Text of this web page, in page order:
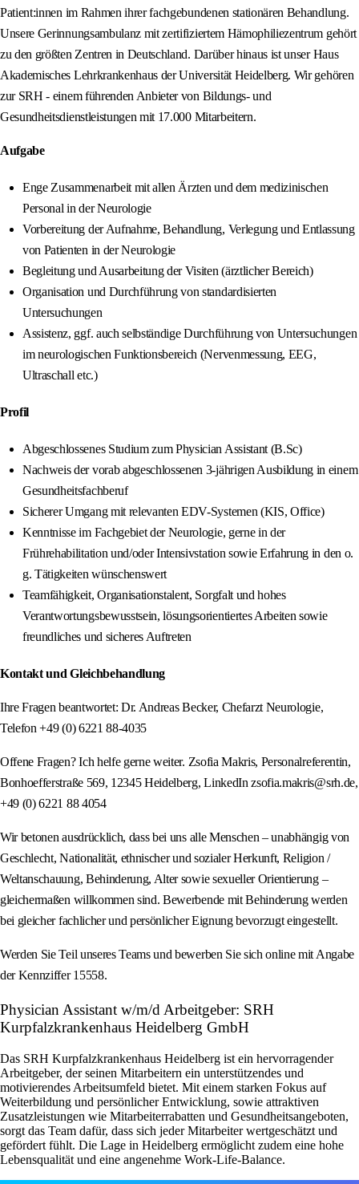
Patient:innen im Rahmen ihrer fachgebundenen stationären Behandlung.
Unsere Gerinnungsambulanz mit zertifiziertem Hämophiliezentrum gehört
zu den größten Zentren in Deutschland. Darüber hinaus ist unser Haus
Akademisches Lehrkrankenhaus der Universität Heidelberg. Wir gehören
zur SRH - einem führenden Anbieter von Bildungs- und
Gesundheitsdienstleistungen mit 17.000 Mitarbeitern.
Aufgabe
Enge Zusammenarbeit mit allen Ärzten und dem medizinischen
Personal in der Neurologie
Vorbereitung der Aufnahme, Behandlung, Verlegung und Entlassung
von Patienten in der Neurologie
Begleitung und Ausarbeitung der Visiten (ärztlicher Bereich)
Organisation und Durchführung von standardisierten
Untersuchungen
Assistenz, ggf. auch selbständige Durchführung von Untersuchungen
im neurologischen Funktionsbereich (Nervenmessung, EEG,
Ultraschall etc.)
Profil
Abgeschlossenes Studium zum Physician Assistant (B.Sc)
Nachweis der vorab abgeschlossenen 3-jährigen Ausbildung in einem
Gesundheitsfachberuf
Sicherer Umgang mit relevanten EDV-Systemen (KIS, Office)
Kenntnisse im Fachgebiet der Neurologie, gerne in der
Frührehabilitation und/oder Intensivstation sowie Erfahrung in den o.
g. Tätigkeiten wünschenswert
Teamfähigkeit, Organisationstalent, Sorgfalt und hohes
Verantwortungsbewusstsein, lösungsorientiertes Arbeiten sowie
freundliches und sicheres Auftreten
Kontakt und Gleichbehandlung
Ihre Fragen beantwortet: Dr. Andreas Becker, Chefarzt Neurologie,
Telefon +49 (0) 6221 88-4035
Offene Fragen? Ich helfe gerne weiter. Zsofia Makris, Personalreferentin,
Bonhoefferstraße 569, 12345 Heidelberg, LinkedIn zsofia.makris@srh.de,
+49 (0) 6221 88 4054
Wir betonen ausdrücklich, dass bei uns alle Menschen – unabhängig von
Geschlecht, Nationalität, ethnischer und sozialer Herkunft, Religion /
Weltanschauung, Behinderung, Alter sowie sexueller Orientierung –
gleichermaßen willkommen sind. Bewerbende mit Behinderung werden
bei gleicher fachlicher und persönlicher Eignung bevorzugt eingestellt.
Werden Sie Teil unseres Teams und bewerben Sie sich online mit Angabe
der Kennziffer 15558.
Physician Assistant w/m/d Arbeitgeber: SRH
Kurpfalzkrankenhaus Heidelberg GmbH
Das SRH Kurpfalzkrankenhaus Heidelberg ist ein hervorragender
Arbeitgeber, der seinen Mitarbeitern ein unterstützendes und
motivierendes Arbeitsumfeld bietet. Mit einem starken Fokus auf
Weiterbildung und persönlicher Entwicklung, sowie attraktiven
Zusatzleistungen wie Mitarbeiterrabatten und Gesundheitsangeboten,
sorgt das Team dafür, dass sich jeder Mitarbeiter wertgeschätzt und
gefördert fühlt. Die Lage in Heidelberg ermöglicht zudem eine hohe
Lebensqualität und eine angenehme Work-Life-Balance.